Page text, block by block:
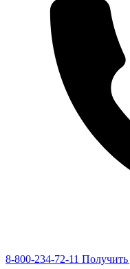
8-800-234-72-11 Получить